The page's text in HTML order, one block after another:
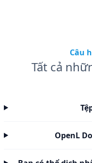
Câu
Tất cả
OpenL